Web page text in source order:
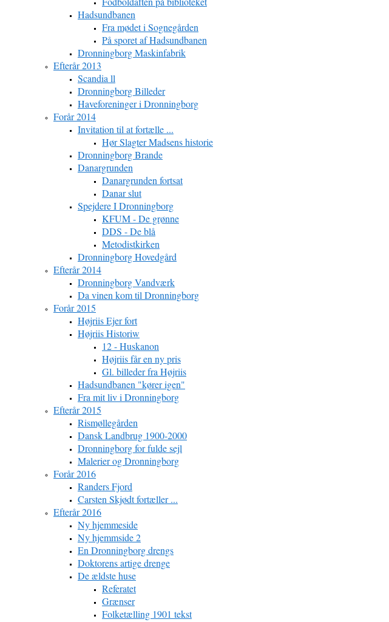
Hadsundbanen
Fra mødet i Sognegården
På sporet af Hadsundbanen
Dronningborg Maskinfabrik
Efterår 2013
Scandia ll
Dronningborg Billeder
Haveforeninger i Dronningborg
Forår 2014
Invitation til at fortælle ...
Hør Slagter Madsens historie
Dronningborg Brande
Danargrunden
Danargrunden fortsat
Danar slut
Spejdere I Dronningborg
KFUM - De grønne
DDS - De blå
Metodistkirken
Dronningborg Hovedgård
Efterår 2014
Dronningborg Vandværk
Da vinen kom til Dronningborg
Forår 2015
Højriis Ejer fort
Højriis Historiw
12 - Huskanon
Højriis får en ny pris
Gl. billeder fra Højriis
Hadsundbanen "kører igen"
Fra mit liv i Dronningborg
Efterår 2015
Rismøllegården
Dansk Landbrug 1900-2000
Dronningborg for fulde sejl
Malerier og Dronningborg
Forår 2016
Randers Fjord
Carsten Skjødt fortæller ...
Efterår 2016
Ny hjemmeside
Ny hjemmside 2
En Dronningborg drengs
Doktorens artige drenge
De ældste huse
Referatet
Grænser
Folketælling 1901 tekst